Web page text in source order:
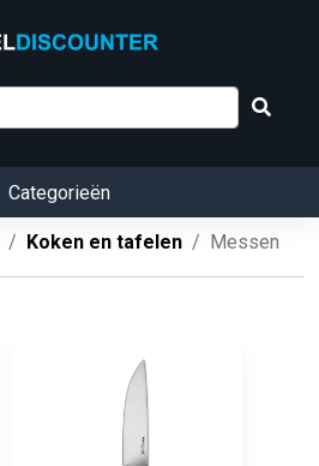
Categorieën
Koken en tafelen Messen